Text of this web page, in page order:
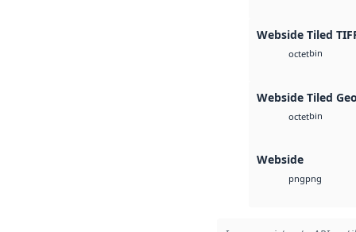
Webside Tiled
octetbin
Webside Tiled
octetbin
Webside
pngpng